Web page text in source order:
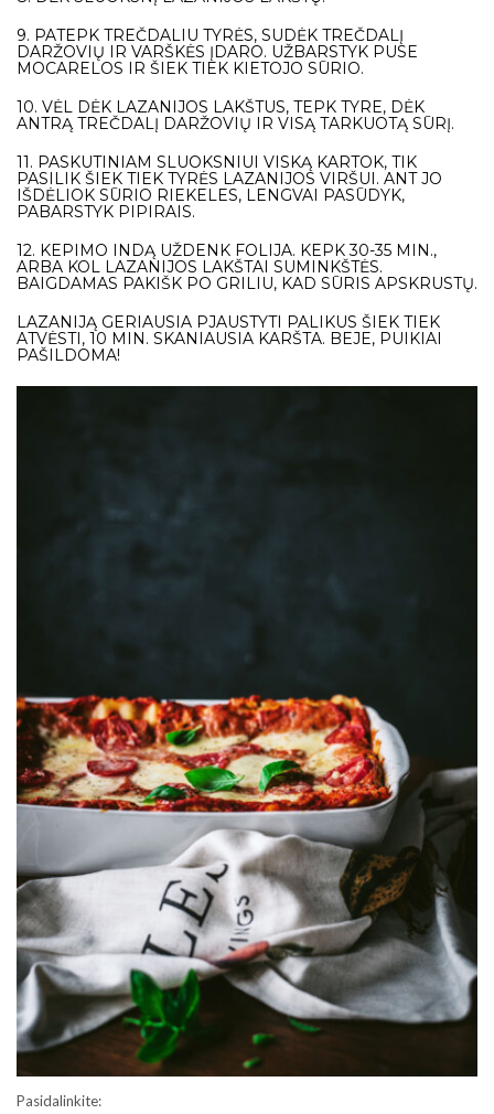
9. PATEPK TREČDALIU TYRĖS, SUDĖK TREČDALĮ
DARŽOVIŲ IR VARŠKĖS ĮDARO. UŽBARSTYK PUSE
MOCARELOS IR ŠIEK TIEK KIETOJO SŪRIO.
10. VĖL DĖK LAZANIJOS LAKŠTUS, TEPK TYRE, DĖK
ANTRĄ TREČDALĮ DARŽOVIŲ IR VISĄ TARKUOTĄ SŪRĮ.
11. PASKUTINIAM SLUOKSNIUI VISKĄ KARTOK, TIK
PASILIK ŠIEK TIEK TYRĖS LAZANIJOS VIRŠUI. ANT JO
IŠDĖLIOK SŪRIO RIEKELES, LENGVAI PASŪDYK,
PABARSTYK PIPIRAIS.
12. KEPIMO INDĄ UŽDENK FOLIJA. KEPK 30-35 MIN.,
ARBA KOL LAZANIJOS LAKŠTAI SUMINKŠTĖS.
BAIGDAMAS PAKIŠK PO GRILIU, KAD SŪRIS APSKRUSTŲ.
LAZANIJĄ GERIAUSIA PJAUSTYTI PALIKUS ŠIEK TIEK
ATVĖSTI, 10 MIN. SKANIAUSIA KARŠTA. BEJE, PUIKIAI
PAŠILDOMA!
Pasidalinkite: